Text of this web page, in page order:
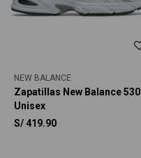
NEW BALANCE
Zapatillas New Balance 530
Unisex
S/ 419.90